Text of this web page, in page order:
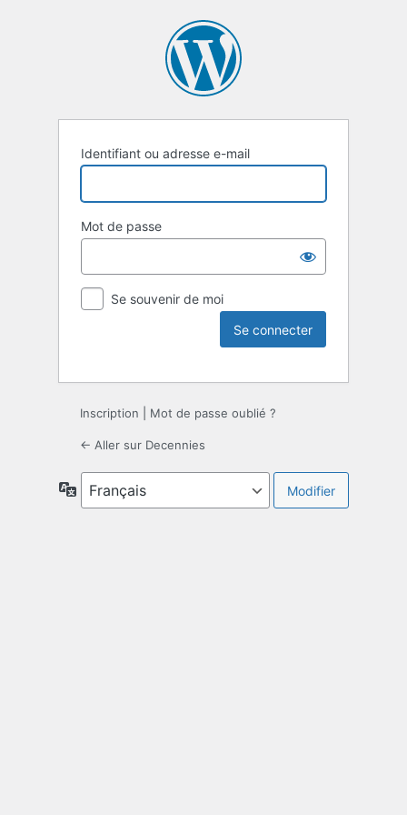
Identifiant ou adresse e-mail
Mot de passe
Se souvenir de moi
Inscription Mot de passe oublié ?
← Aller sur Decennies
Langue